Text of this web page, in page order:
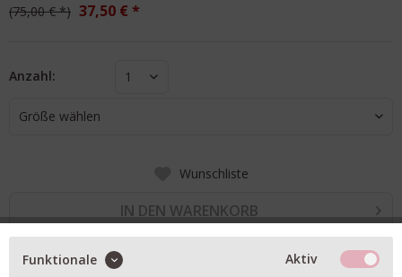
75,00 € * 37,50 € *
Anzahl: 1
Größe wählen
Wunschliste
IN DEN WARENKORB
Funktionale Aktiv